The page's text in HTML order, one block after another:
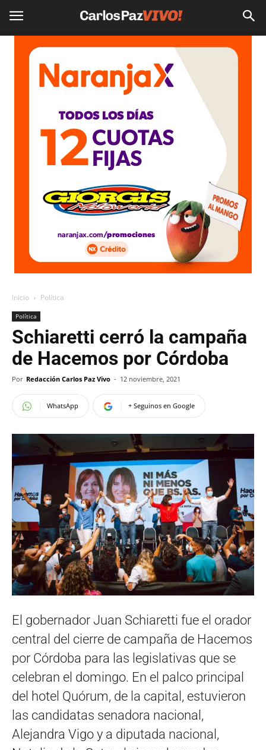
Inicio Política
Política
Schiaretti cerró la campaña
de Hacemos por Córdoba
Por Redacción Carlos Paz Vivo - 12 noviembre, 2021
WhatsApp + Seguinos en Google
El gobernador Juan Schiaretti fue el orador
central del cierre de campaña de Hacemos
por Córdoba para las legislativas que se
celebran el domingo. En el palco principal
del hotel Quórum, de la capital, estuvieron
las candidatas senadora nacional,
Alejandra Vigo y a diputada nacional,